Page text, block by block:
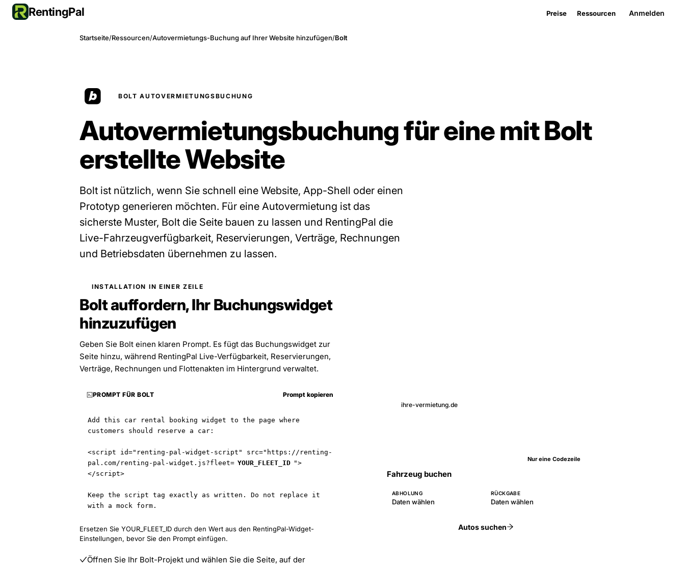
RentingPal Preise Ressourcen Anmelden
Startseite/Ressourcen/Autovermietungs-Buchung auf Ihrer Website hinzufügen/Bolt
BOLT AUTOVERMIETUNGSBUCHUNG
Autovermietungsbuchung für eine mit Bolt
erstellte Website
Bolt ist nützlich, wenn Sie schnell eine Website, App-Shell oder einen
Prototyp generieren möchten. Für eine Autovermietung ist das
sicherste Muster, Bolt die Seite bauen zu lassen und RentingPal die
Live-Fahrzeugverfügbarkeit, Reservierungen, Verträge, Rechnungen
und Betriebsdaten übernehmen zu lassen.
INSTALLATION IN EINER ZEILE
Bolt auffordern, Ihr Buchungswidget
hinzuzufügen
Geben Sie Bolt einen klaren Prompt. Es fügt das Buchungswidget zur
Seite hinzu, während RentingPal Live-Verfügbarkeit, Reservierungen,
Verträge, Rechnungen und Flottenakten im Hintergrund verwaltet.
PROMPT FÜR BOLT Prompt kopieren
Add this car rental booking widget to the page where
customers should reserve a car:
<script id="renting-pal-widget-script" src="https://renting-
pal.com/renting-pal-widget.js?fleet= YOUR_FLEET_ID ">
</script>
Keep the script tag exactly as written. Do not replace it
with a mock form.
Ersetzen Sie YOUR_FLEET_ID durch den Wert aus den RentingPal-Widget-
Einstellungen, bevor Sie den Prompt einfügen.
Öffnen Sie Ihr Bolt-Projekt und wählen Sie die Seite, auf der
ihre-vermietung.de
Nur eine Codezeile
Fahrzeug buchen
ABHOLUNG
Daten wählen
RÜCKGABE
Daten wählen
Autos suchen